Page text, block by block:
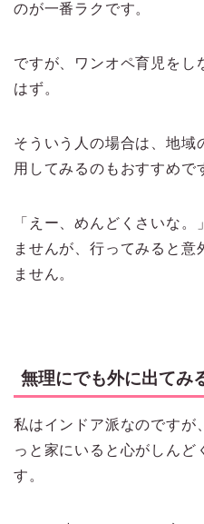
のが一番ラクです。
ですが、ワンオペ育児をし
はず。
そういう人の場合は、地域
用してみるのもおすすめで
「えー、めんどくさいな
ませんが、行ってみると意
ません。
無理にでも外に出てみ
私はインドア派なのですが
っと家にいると心がしんど
す。